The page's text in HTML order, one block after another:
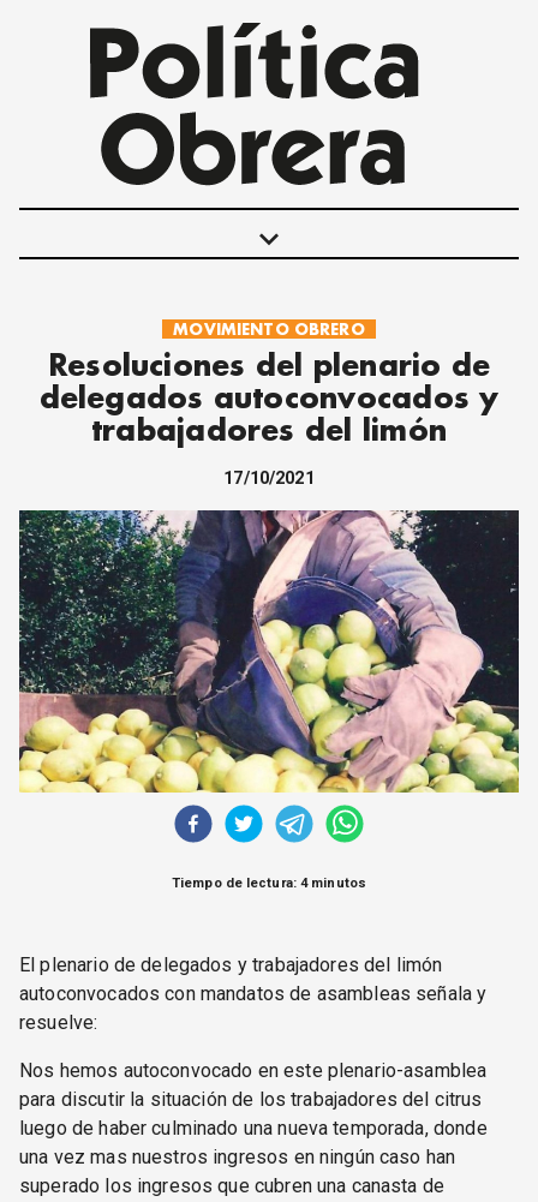
keyboard_arrow_down
POLÍTICAS
INTERNACIONALES
MOVIMIENTO OBRERO
MUJER
JUVENTUD
CORREO DE LECTORES
DEBATE
ARCHIVO
DECLARACIONES
OPINIÓN
ALTAMIRA RESPONDE
Política Obrera Revista
CONTACTO
MOVIMIENTO OBRERO
Resoluciones del plenario de
delegados autoconvocados y
trabajadores del limón
17/10/2021
Tiempo de lectura: 4 minutos
El plenario de delegados y trabajadores del limón
autoconvocados con mandatos de asambleas señala y
resuelve:
Nos hemos autoconvocado en este plenario-asamblea
para discutir la situación de los trabajadores del citrus
luego de haber culminado una nueva temporada, donde
una vez mas nuestros ingresos en ningún caso han
superado los ingresos que cubren una canasta de